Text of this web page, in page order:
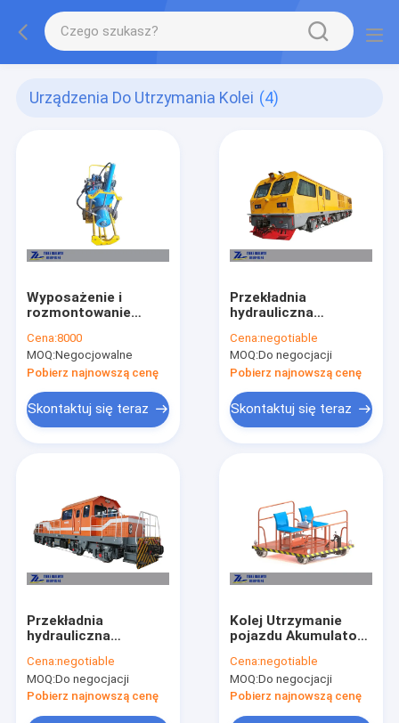
Urządzenia Do Utrzymania Kolei (4)
Wyposażenie i
rozmontowanie
Cena:8000
MOQ:Negocjowalne
Pobierz najnowszą cenę
Skontaktuj się teraz
Przekładnia
hydrauliczna
napędem
lokomotywy o małej
mocy 650 KM
Cena:negotiable
MOQ:Do negocjacji
Pobierz najnowszą cenę
Skontaktuj się teraz
Przekładnia
hydrauliczna
trakcyjnej 485 kW
650 KM
Cena:negotiable
MOQ:Do negocjacji
Pobierz najnowszą cenę
Kolej Utrzymanie
pojazdu Akumulator
Wózek do kontroli
torów Kolejowy
wagon patrolowy
Cena:negotiable
MOQ:Do negocjacji
Pobierz najnowszą cenę